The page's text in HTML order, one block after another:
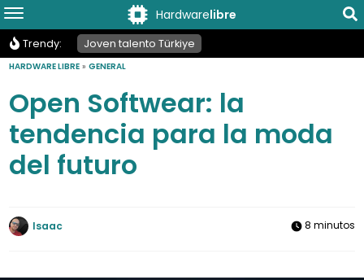
Hardwarelibre
Trendy: Joven talento Türkiye
HARDWARE LIBRE »GENERAL
Open Softwear: la
tendencia para la moda
del futuro
Isaac 8 minutos